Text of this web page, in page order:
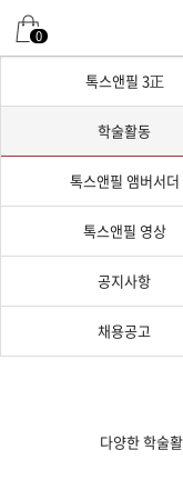
0
톡스앤필 3正
학술활동
톡스앤필 앰버서더
톡스앤필 영상
공지사항
채용공고
다양한 학술